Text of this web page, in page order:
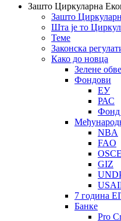
Зашто Циркуларна
Зашто
Шта је то
Теме
Законска
Како до новца
Зелене
Фондови
ЕУ
РАС
Фонд
NBA
FAO
OSCE
GIZ
7 година
Банке
Pro